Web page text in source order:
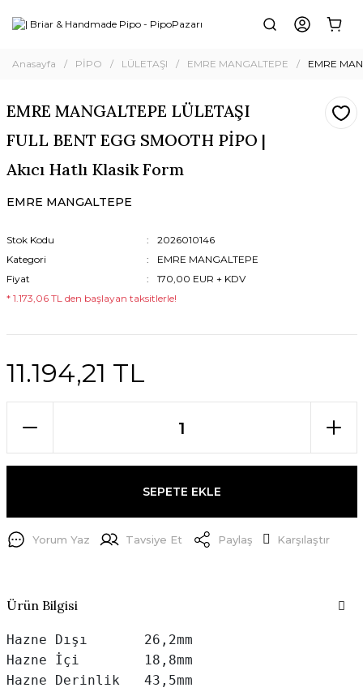
Anasayfa PİPO LÜLETAŞI EMRE MANGALTEPE EMRE
EMRE MANGALTEPE LÜLETAŞI
FULL BENT EGG SMOOTH PİPO |
Akıcı Hatlı Klasik Form
EMRE MANGALTEPE
Stok Kodu
2026010146
Kategori
EMRE MANGALTEPE
Fiyat
170,00 EUR + KDV
* 1.173,06 TL den başlayan taksitlerle!
11.194,21 TL
SEPETE EKLE
Yorum Yaz Tavsiye Et Paylaş Karşılaştır
Ürün Bilgisi
Hazne Dışı       26,2mm
Hazne İçi        18,8mm
Hazne Derinlik   43,5mm